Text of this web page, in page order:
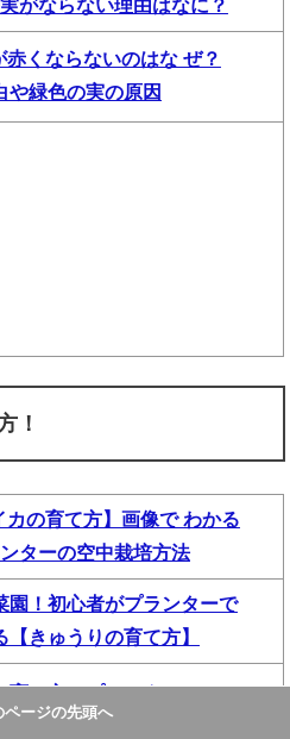
がならない理由はなに？
赤くならないのはな ぜ？
や緑色の実の原因
！
カの育て方】画像で わかる
ターの空中栽培方法
園！初心者がプランターで
【きゅうりの育て方】
育て方！プランターで
が栽培できるコツと方法
ページの先頭へ